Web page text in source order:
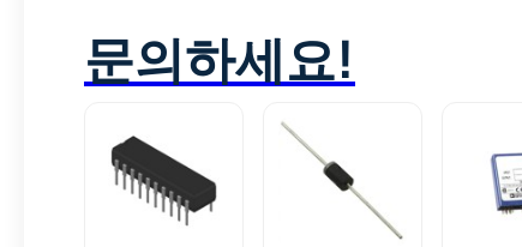
문의하세요!